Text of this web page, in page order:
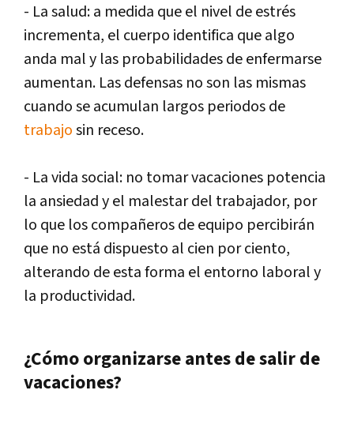
- La salud: a medida que el nivel de estrés
incrementa, el cuerpo identifica que algo
anda mal y las probabilidades de enfermarse
aumentan. Las defensas no son las mismas
cuando se acumulan largos periodos de
trabajosin receso.
- La vida social: no tomar vacaciones potencia
la ansiedad y el malestar del trabajador, por
lo que los compañeros de equipo percibirán
que no está dispuesto al cien por ciento,
alterando de esta forma el entorno laboral y
la productividad.
¿Cómo organizarse antes de salir de
vacaciones?